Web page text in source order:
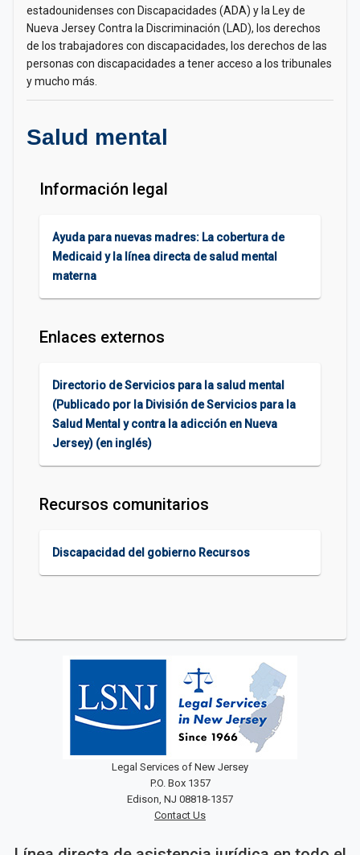
estadounidenses con Discapacidades (ADA) y la Ley de
Nueva Jersey Contra la Discriminación (LAD), los derechos
de los trabajadores con discapacidades, los derechos de las
personas con discapacidades a tener acceso a los tribunales
y mucho más.
Salud mental
Información legal
Ayuda para nuevas madres: La cobertura de
Medicaid y la línea directa de salud mental
materna
Enlaces externos
Directorio de Servicios para la salud mental
(Publicado por la División de Servicios para la
Salud Mental y contra la adicción en Nueva
Jersey) (en inglés)
Recursos comunitarios
Discapacidad del gobierno Recursos
Legal Services of New Jersey
P.O. Box 1357
Edison, NJ 08818-1357
Contact Us